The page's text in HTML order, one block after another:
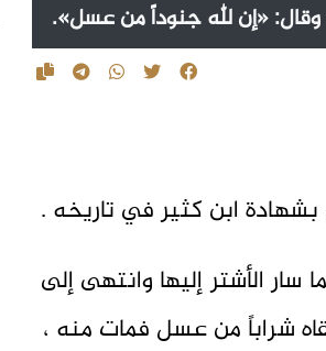
بشهادة ابن كثير في تاريخه .
ج7 ص 346 ما نصه: (( فلما سار الأشتر إليها وانتهى إلى
شراباً من عسل فمات منه ،